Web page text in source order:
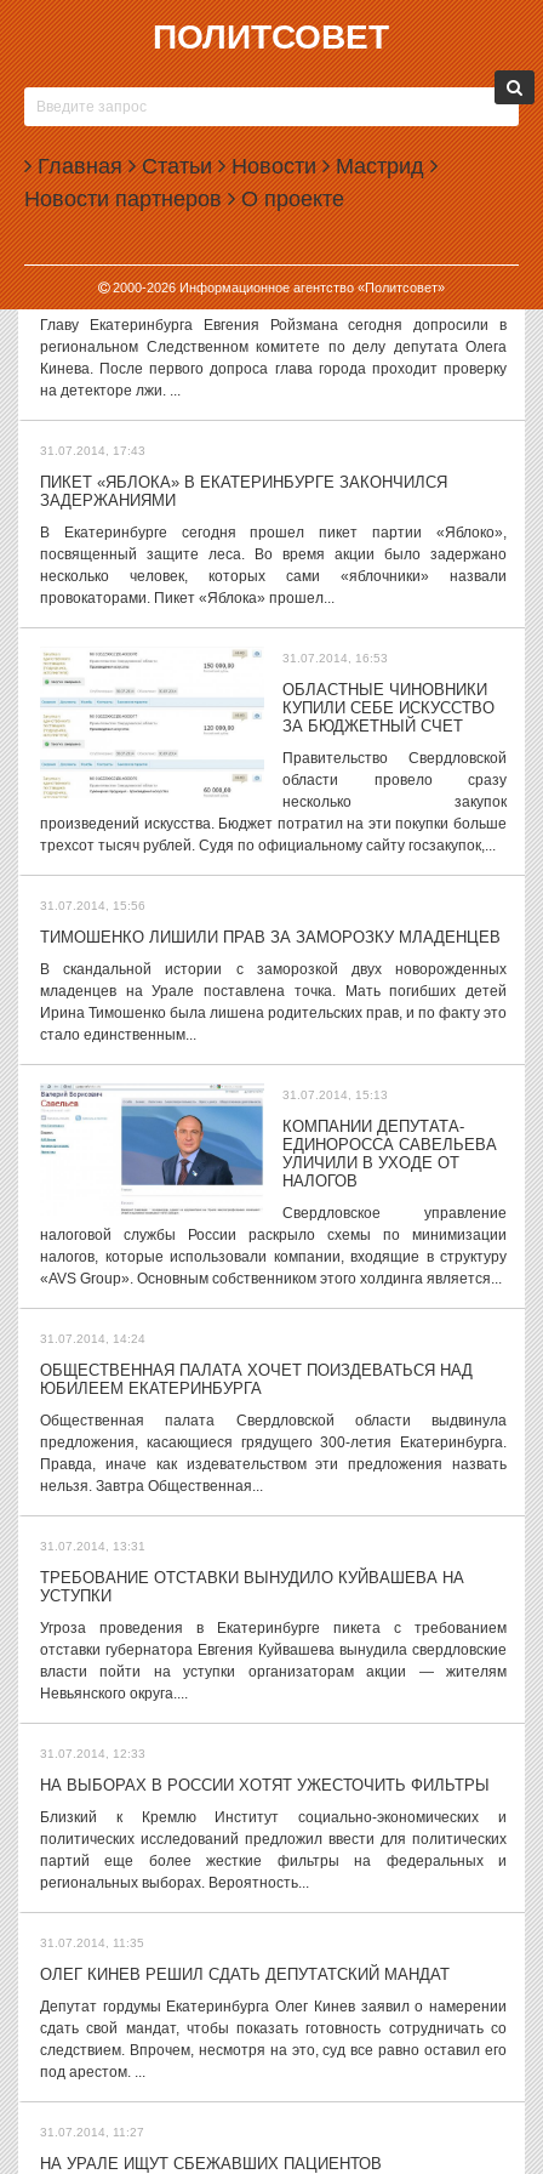
ПОЛИТСОВЕТ
Главная Статьи Новости Мастрид
Новости партнеров О проекте
2000-2026Информационное агентство «Политсовет»
31.07.2014, 18:25
ИЗБИРКОМ ОТКАЗАЛ НЕВЬЯНСКУ В РЕФЕРЕНДУМЕ
Избирательная комиссия Свердловской области отказала
жителям Невьянска в проведении местного референдума на
экологическую тему. Избирком нашел у инициативной группы
ошибки в документах. Невьянцы...
31.07.2014, 18:06
РОЙЗМАНА ДОПРАШИВАЮТ НА ДЕТЕКТОРЕ ЛЖИ
Главу Екатеринбурга Евгения Ройзмана сегодня допросили в
региональном Следственном комитете по делу депутата Олега
Кинева. После первого допроса глава города проходит проверку
на детекторе лжи. ...
31.07.2014, 17:43
ПИКЕТ «ЯБЛОКА» В ЕКАТЕРИНБУРГЕ ЗАКОНЧИЛСЯ
ЗАДЕРЖАНИЯМИ
В Екатеринбурге сегодня прошел пикет партии «Яблоко»,
посвященный защите леса. Во время акции было задержано
несколько человек, которых сами «яблочники» назвали
провокаторами. Пикет «Яблока» прошел...
31.07.2014, 16:53
ОБЛАСТНЫЕ ЧИНОВНИКИ
КУПИЛИ СЕБЕ ИСКУССТВО
ЗА БЮДЖЕТНЫЙ СЧЕТ
Правительство Свердловской
области провело сразу
несколько закупок
произведений искусства. Бюджет потратил на эти покупки больше
трехсот тысяч рублей. Судя по официальному сайту госзакупок,...
31.07.2014, 15:56
ТИМОШЕНКО ЛИШИЛИ ПРАВ ЗА ЗАМОРОЗКУ МЛАДЕНЦЕВ
В скандальной истории с заморозкой двух новорожденных
младенцев на Урале поставлена точка. Мать погибших детей
Ирина Тимошенко была лишена родительских прав, и по факту это
стало единственным...
31.07.2014, 15:13
КОМПАНИИ ДЕПУТАТА-
ЕДИНОРОССА САВЕЛЬЕВА
УЛИЧИЛИ В УХОДЕ ОТ
НАЛОГОВ
Свердловское управление
налоговой службы России раскрыло схемы по минимизации
налогов, которые использовали компании, входящие в структуру
«AVS Group». Основным собственником этого холдинга является...
31.07.2014, 14:24
ОБЩЕСТВЕННАЯ ПАЛАТА ХОЧЕТ ПОИЗДЕВАТЬСЯ НАД
ЮБИЛЕЕМ ЕКАТЕРИНБУРГА
Общественная палата Свердловской области выдвинула
предложения, касающиеся грядущего 300-летия Екатеринбурга.
Правда, иначе как издевательством эти предложения назвать
нельзя. Завтра Общественная...
31.07.2014, 13:31
ТРЕБОВАНИЕ ОТСТАВКИ ВЫНУДИЛО КУЙВАШЕВА НА
УСТУПКИ
Угроза проведения в Екатеринбурге пикета с требованием
отставки губернатора Евгения Куйвашева вынудила свердловские
власти пойти на уступки организаторам акции — жителям
Невьянского округа....
31.07.2014, 12:33
НА ВЫБОРАХ В РОССИИ ХОТЯТ УЖЕСТОЧИТЬ ФИЛЬТРЫ
Близкий к Кремлю Институт социально-экономических и
политических исследований предложил ввести для политических
партий еще более жесткие фильтры на федеральных и
региональных выборах. Вероятность...
31.07.2014, 11:35
ОЛЕГ КИНЕВ РЕШИЛ СДАТЬ ДЕПУТАТСКИЙ МАНДАТ
Депутат гордумы Екатеринбурга Олег Кинев заявил о намерении
сдать свой мандат, чтобы показать готовность сотрудничать со
следствием. Впрочем, несмотря на это, суд все равно оставил его
под арестом. ...
31.07.2014, 11:27
НА УРАЛЕ ИЩУТ СБЕЖАВШИХ ПАЦИЕНТОВ